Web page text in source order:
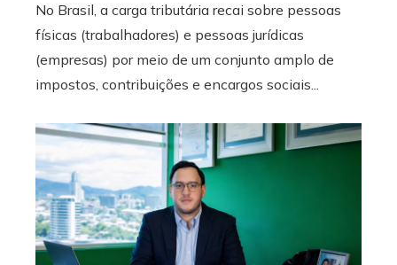
No Brasil, a carga tributária recai sobre pessoas
físicas (trabalhadores) e pessoas jurídicas
(empresas) por meio de um conjunto amplo de
impostos, contribuições e encargos sociais...